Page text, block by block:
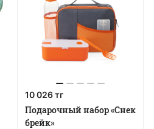
10 026 тг
Подарочный набор «Снек
брейк»